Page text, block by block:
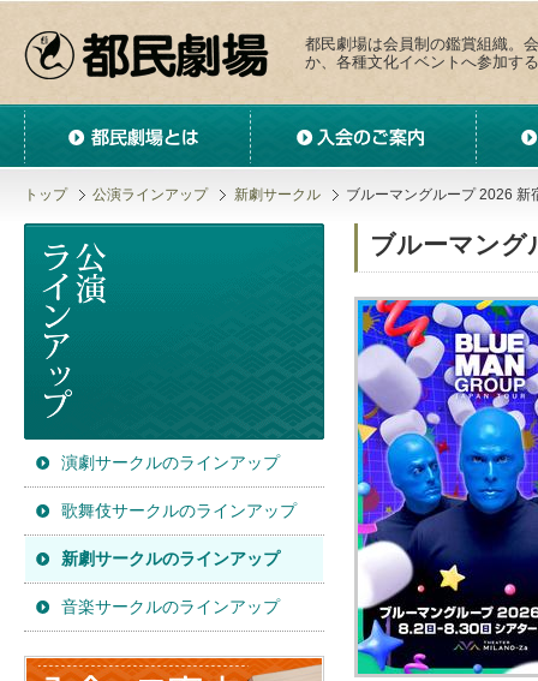
都民劇場は会員制の鑑賞組織。
か、各種文化イベントへ参加す
トップ 公演ラインアップ 新劇サークル ブルーマングループ 2026 新
演劇サークルのラインアップ
歌舞伎サークルのラインアップ
新劇サークルのラインアップ
音楽サークルのラインアップ
ブルーマング